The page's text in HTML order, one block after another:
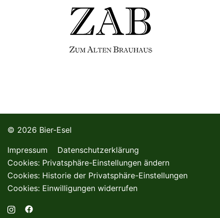
© 2026 Bier-Esel
Impressum
Datenschutzerklärung
Cookies: Privatsphäre-Einstellungen ändern
Cookies: Historie der Privatsphäre-Einstellungen
Cookies: Einwilligungen widerrufen